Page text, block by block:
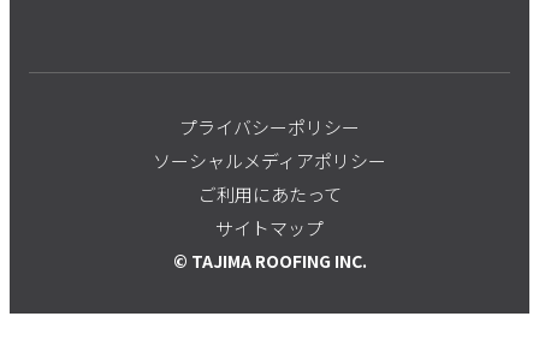
プライバシーポリシー
ソーシャルメディアポリシー
ご利用にあたって
サイトマップ
© TAJIMA ROOFING INC.